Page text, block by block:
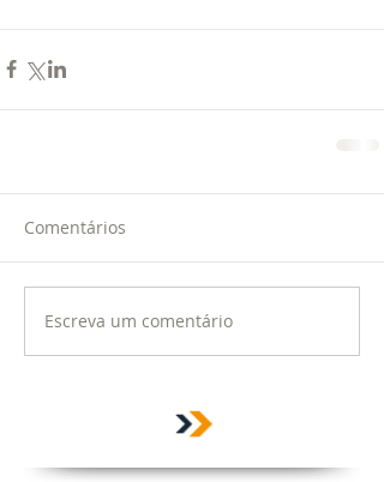
Comentários
Escreva um comentário